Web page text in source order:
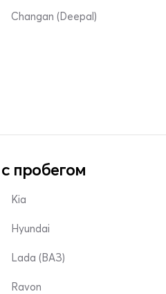
Changan (Deepal)
пробегом
Kia
Hyundai
Lada (ВАЗ)
Ravon